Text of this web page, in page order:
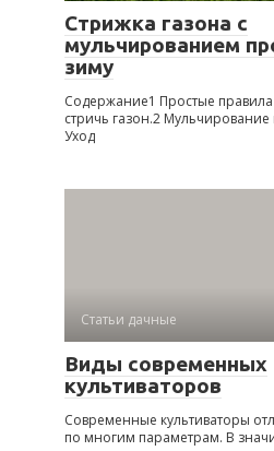
Стрижка газона с
мульчированием
зиму
Содержание1 Простые
стричь газон.2 Мульчирование
Уход
Статьи дачные
Виды современных
культиваторов
Современные культиваторы
по многим параметрам. В